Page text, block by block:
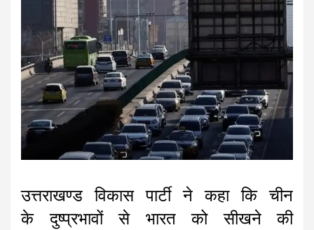
उत्तराखण्ड विकास पार्टी ने कहा कि चीन
के दुष्प्रभावों से भारत को सीखने की